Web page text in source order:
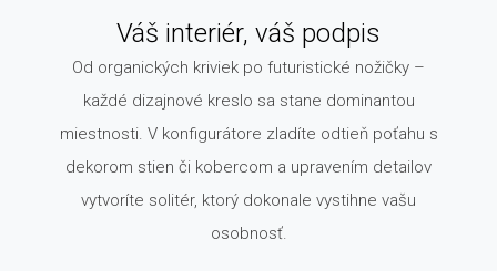
Váš interiér, váš podpis
Od organických kriviek po futuristické nožičky –
každé dizajnové kreslo sa stane dominantou
miestnosti. V konfigurátore zladíte odtieň poťahu s
dekorom stien či kobercom a upravením detailov
vytvoríte solitér, ktorý dokonale vystihne vašu
osobnosť.